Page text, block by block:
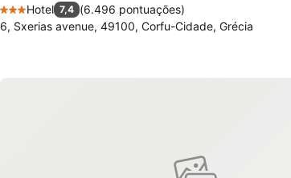
3 Estrelas
Hotel 7,4 (6.496 pontuações)
6, Sxerias avenue, 49100, Corfu-Cidade, Grécia